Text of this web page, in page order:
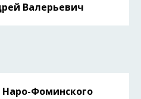
Валерьевич
Фоминского